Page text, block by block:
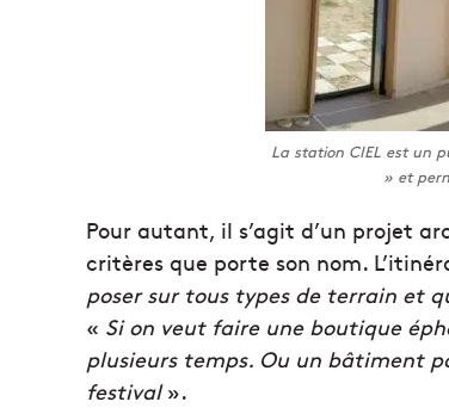
La station CIEL est un
» et
Pour autant, il s’agit d’un projet
critères que porte son nom.
poser sur tous types de terrain et
« Si on veut faire une boutique
plusieurs temps. Ou un bâtiment
festival».